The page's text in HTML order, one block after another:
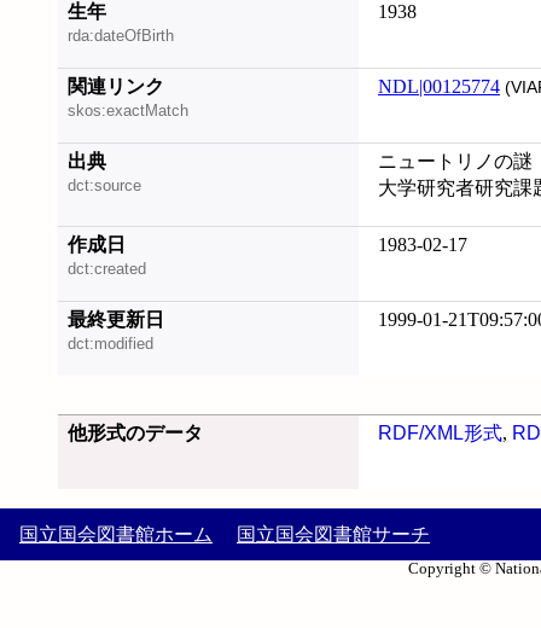
生年
rda:dateOfBirth
1938
関連リンク
skos:exactMatch
NDL|00125774
出典
dct:source
ニュートリノの謎
大学研究者研究課
作成日
dct:created
1983-02-17
最終更新日
dct:modified
1999-01-
他形式のデータ RDF/XML形式,
国立国会図書館ホーム 国立国会図書館サーチ
Copyright ©